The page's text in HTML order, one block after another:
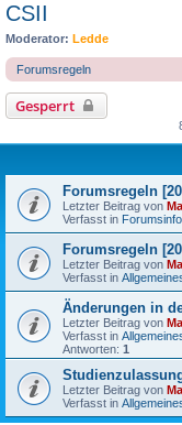
CSII
Moderator: Ledde
Forumsregeln
Gesperrt
Forumsregeln
Letzter Beitrag von
Verfasst in
Forumsregeln
Letzter Beitrag von
Verfasst in
Änderungen in
Letzter Beitrag von
Verfasst in
Antworten: 1
Letzter Beitrag von
Verfasst in